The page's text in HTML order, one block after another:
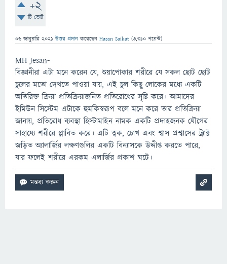
+2
টি ভোট
06 জানুয়ারি 2021 উত্তর প্রদান করেছেন Hasan Saikat (3,310 পয়েন্ট)
MH Jesan-
বিজ্ঞানীরা এটা মনে করেন যে, শুয়াপোকার শরীরে যে সকল ছোট ছোট
চুলের মতো দেখতে পাওয়া যায়, এই চুল কিছু লোকের মধ্যে একটি
অতিরিক্ত ক্রিয়া প্রতিক্রিয়াজনিত প্রতিরোধের সৃষ্টি করে। আমাদের
ইমিউন সিস্টেম এটাকে হুমকিস্বরূপ বলে মনে করে তার প্রতিক্রিয়া
জানায়, প্রতিরোধ ব্যবস্থা হিস্টামাইন নামক একটি প্রদাহজনক যৌগের
সাহায্যে শরীরে প্লাবিত করে। এটি ত্বক, চোখ এবং শ্বাস প্রশ্বাসের ট্র্যাক্ট
জড়িত অ্যালার্জির লক্ষণগুলির একটি বিন্যাসকে উদ্দীপ্ত করতে পারে,
যার ফলেই শরীরে এরকম এলার্জির প্রকাশ ঘটে।